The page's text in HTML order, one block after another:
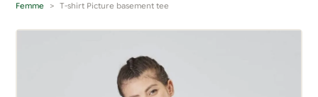
Femme
T-shirt Picture basement tee